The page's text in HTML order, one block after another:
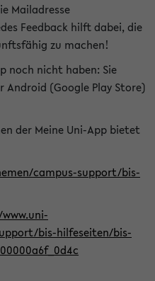
Mailadresse
Feedback hilft dabei, die
zu machen!
noch nicht haben: Sie
(Google Play Store)
der Meine Uni-App bietet
campus-support/bis-
bis-hilfeseiten/bis-